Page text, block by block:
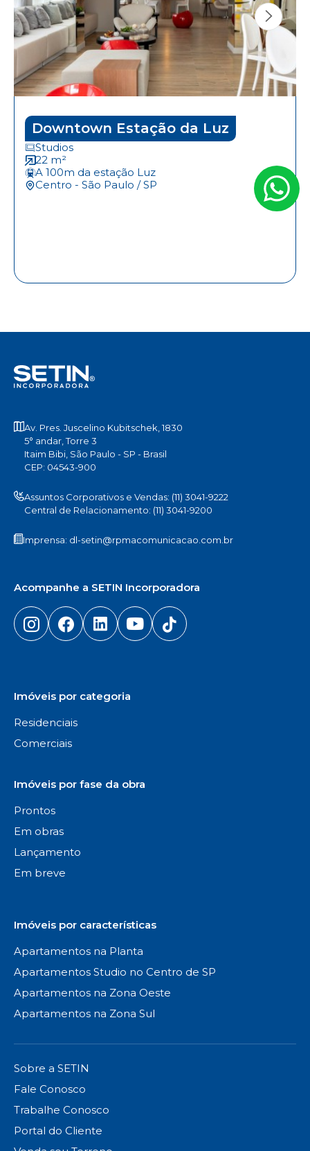
Downtown Estação da Luz
Studios
22 m²
A 100m da estação Luz
Centro - São Paulo / SP
Av. Pres. Juscelino Kubitschek, 1830
5° andar, Torre 3
Itaim Bibi, São Paulo - SP - Brasil
CEP: 04543-900
Assuntos Corporativos e Vendas: (11) 3041-9222
Central de Relacionamento: (11) 3041-9200
Imprensa: dl-setin@rpmacomunicacao.com.br
Acompanhe a SETIN Incorporadora
Imóveis por categoria
Residenciais
Comerciais
Imóveis por fase da obra
Prontos
Em obras
Lançamento
Em breve
Imóveis por características
Apartamentos na Planta
Apartamentos Studio no Centro de SP
Apartamentos na Zona Oeste
Apartamentos na Zona Sul
Sobre a SETIN
Fale Conosco
Trabalhe Conosco
Portal do Cliente